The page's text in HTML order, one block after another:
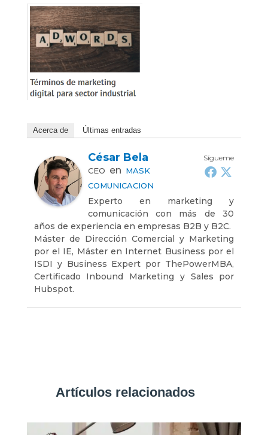
Acerca de Últimas entradas
Sígueme
César Bela
CEO en MASK
COMUNICACION
Experto en marketing y
comunicación con más de 30
años de experiencia en empresas B2B y B2C.
Máster de Dirección Comercial y Marketing
por el IE, Máster en Internet Business por el
ISDI y Business Expert por ThePowerMBA,
Certificado Inbound Marketing y Sales por
Hubspot.
Artículos relacionados